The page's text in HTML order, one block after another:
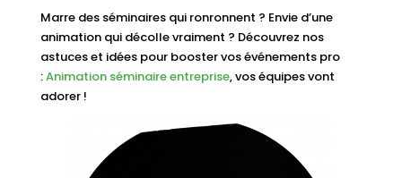
Marre des séminaires qui ronronnent ? Envie d’une
animation qui décolle vraiment ? Découvrez nos
astuces et idées pour booster vos événements pro
:Animation séminaire entreprise, vos équipes vont
adorer !